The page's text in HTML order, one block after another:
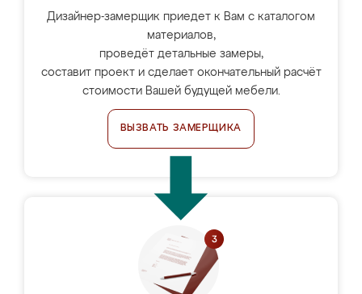
Дизайнер-замерщик приедет к Вам с каталогом
материалов,
проведёт детальные замеры,
составит проект и сделает окончательный расчёт
стоимости Вашей будущей мебели.
ВЫЗВАТЬ ЗАМЕРЩИКА